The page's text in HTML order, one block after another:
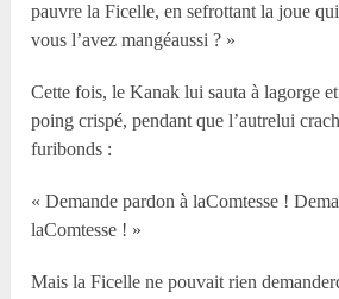
pauvre la Ficelle, en sefrottant la joue
vous l’avez mangéaussi ? »
Cette fois, le Kanak lui sauta à lagorge
poing crispé, pendant que l’autrelui
furibonds :
« Demande pardon à laComtesse !
laComtesse ! »
Mais la Ficelle ne pouvait rien